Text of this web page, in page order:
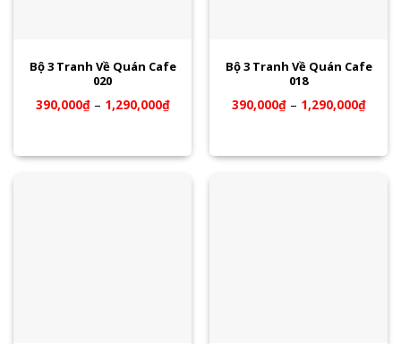
Bộ 3 Tranh Về Quán Cafe
020
390,000₫– 1,290,000₫
Bộ 3 Tranh Về Quán Cafe
018
390,000₫– 1,290,000₫